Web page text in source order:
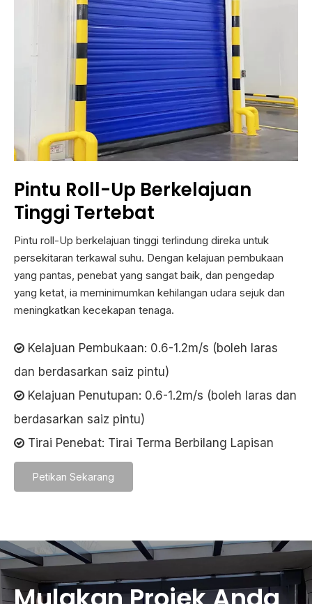
Pintu Roll-Up Berkelajuan
Tinggi Tertebat
Pintu roll-Up berkelajuan tinggi terlindung direka untuk
persekitaran terkawal suhu. Dengan kelajuan pembukaan
yang pantas, penebat yang sangat baik, dan pengedap
yang ketat, ia meminimumkan kehilangan udara sejuk dan
meningkatkan kecekapan tenaga.
 Kelajuan Pembukaan: 0.6-1.2m/s (boleh laras
dan berdasarkan saiz pintu)
 Kelajuan Penutupan: 0.6-1.2m/s (boleh laras dan
berdasarkan saiz pintu)
 Tirai Penebat: Tirai Terma Berbilang Lapisan
Petikan Sekarang